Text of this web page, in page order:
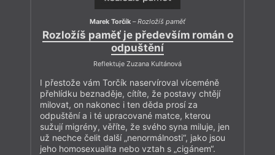
Marek Torčík –Rozložíš paměť
Rozložíš paměť je především román o
odpuštění
Reflektuje Zuzana Kultánová
I přestože vám Torčík naservíroval víceméně
přehlídku beznaděje, cítíte, že postavy chtějí
milovat, on nakonec i ten děda prosí za
odpuštění a i té upracované matce, kterou
sužují migrény, věříte, že svého syna miluje, jen
už nechce čelit další „nenormálnosti“, jako jsou
jeho homosexualita nebo vztah s „cigánem“.